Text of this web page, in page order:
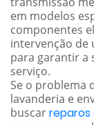
em modelos
componentes
intervenção de
para garantir a
serviço.
Se o problema
lavanderia e
buscar